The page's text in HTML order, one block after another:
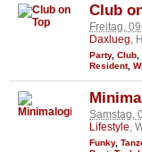
Club
Freitag,
Daxlueg,
Party, Club
Resident,
Samstag,
Lifestyle,
Funky,